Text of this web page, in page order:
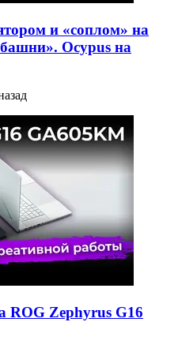
и «соплом» на
Ocypus на
ROG Zephyrus G16